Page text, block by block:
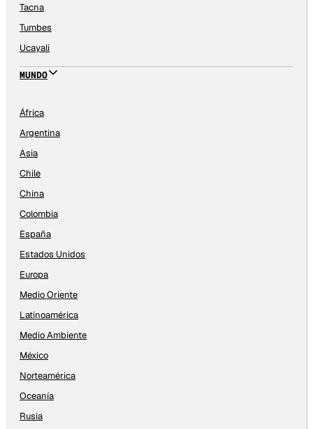
Tacna
Tumbes
Ucayali
MUNDO
África
Argentina
Asia
Chile
China
Colombia
España
Estados Unidos
Europa
Medio Oriente
Latinoamérica
Medio Ambiente
México
Norteamérica
Oceanía
Rusia